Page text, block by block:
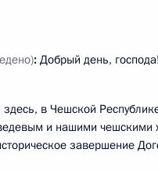
: Добрый день, господа!
в Чешской
и нашими чешскими
завершение